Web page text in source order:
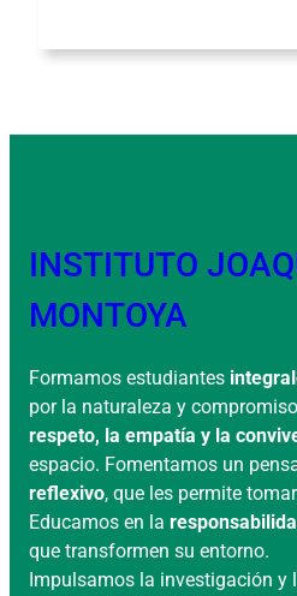
INSTITUTO
MONTOYA
Formamos estudiantes
por la naturaleza y
respeto, la empatía y la
espacio. Fomentamos un
reflexivo, que les permite
Educamos en la
que transformen su entorno.
Impulsamos la investigación y